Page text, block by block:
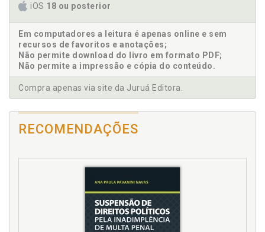
Crença. Direito fundamental à liberdade religiosa, p.
D
Democracia deliberativa e pluralismo, p. 42
poder político stricto sensu, p. 64
E
Eleição. Liberdade de pensamento nas eleições e
mitigação positiva à liberdade da expressão, p. 104
Eleição. Lisura das eleições: princípios, propaganda e
abuso de poder eleitorais, p. 54
Estado. Religião e a política no contexto do Estado
iOS 18 ou posterior
Em computadores a leitura é apenas online e sem
recursos de favoritos e anotações;
Não permite download do livro em formato PDF;
Não permite a impressão e cópia do conteúdo.
Compra apenas via site da Juruá Editora.
RECOMENDAÇÕES